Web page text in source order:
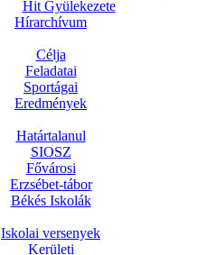
Hit Gyülekezete
Hírarchívum
Célja
Feladatai
Sportágai
Eredmények
Határtalanul
SIOSZ
Fővárosi
Erzsébet-tábor
Békés Iskolák
Iskolai versenyek
Kerületi